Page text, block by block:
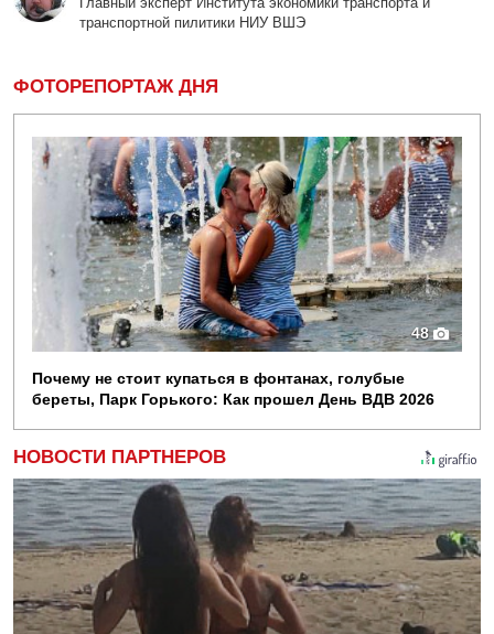
транспортной пилитики НИУ ВШЭ
ФОТОРЕПОРТАЖ ДНЯ
48
Почему не стоит купаться в фонтанах, голубые
береты, Парк Горького: Как прошел День ВДВ 2026
НОВОСТИ ПАРТНЕРОВ